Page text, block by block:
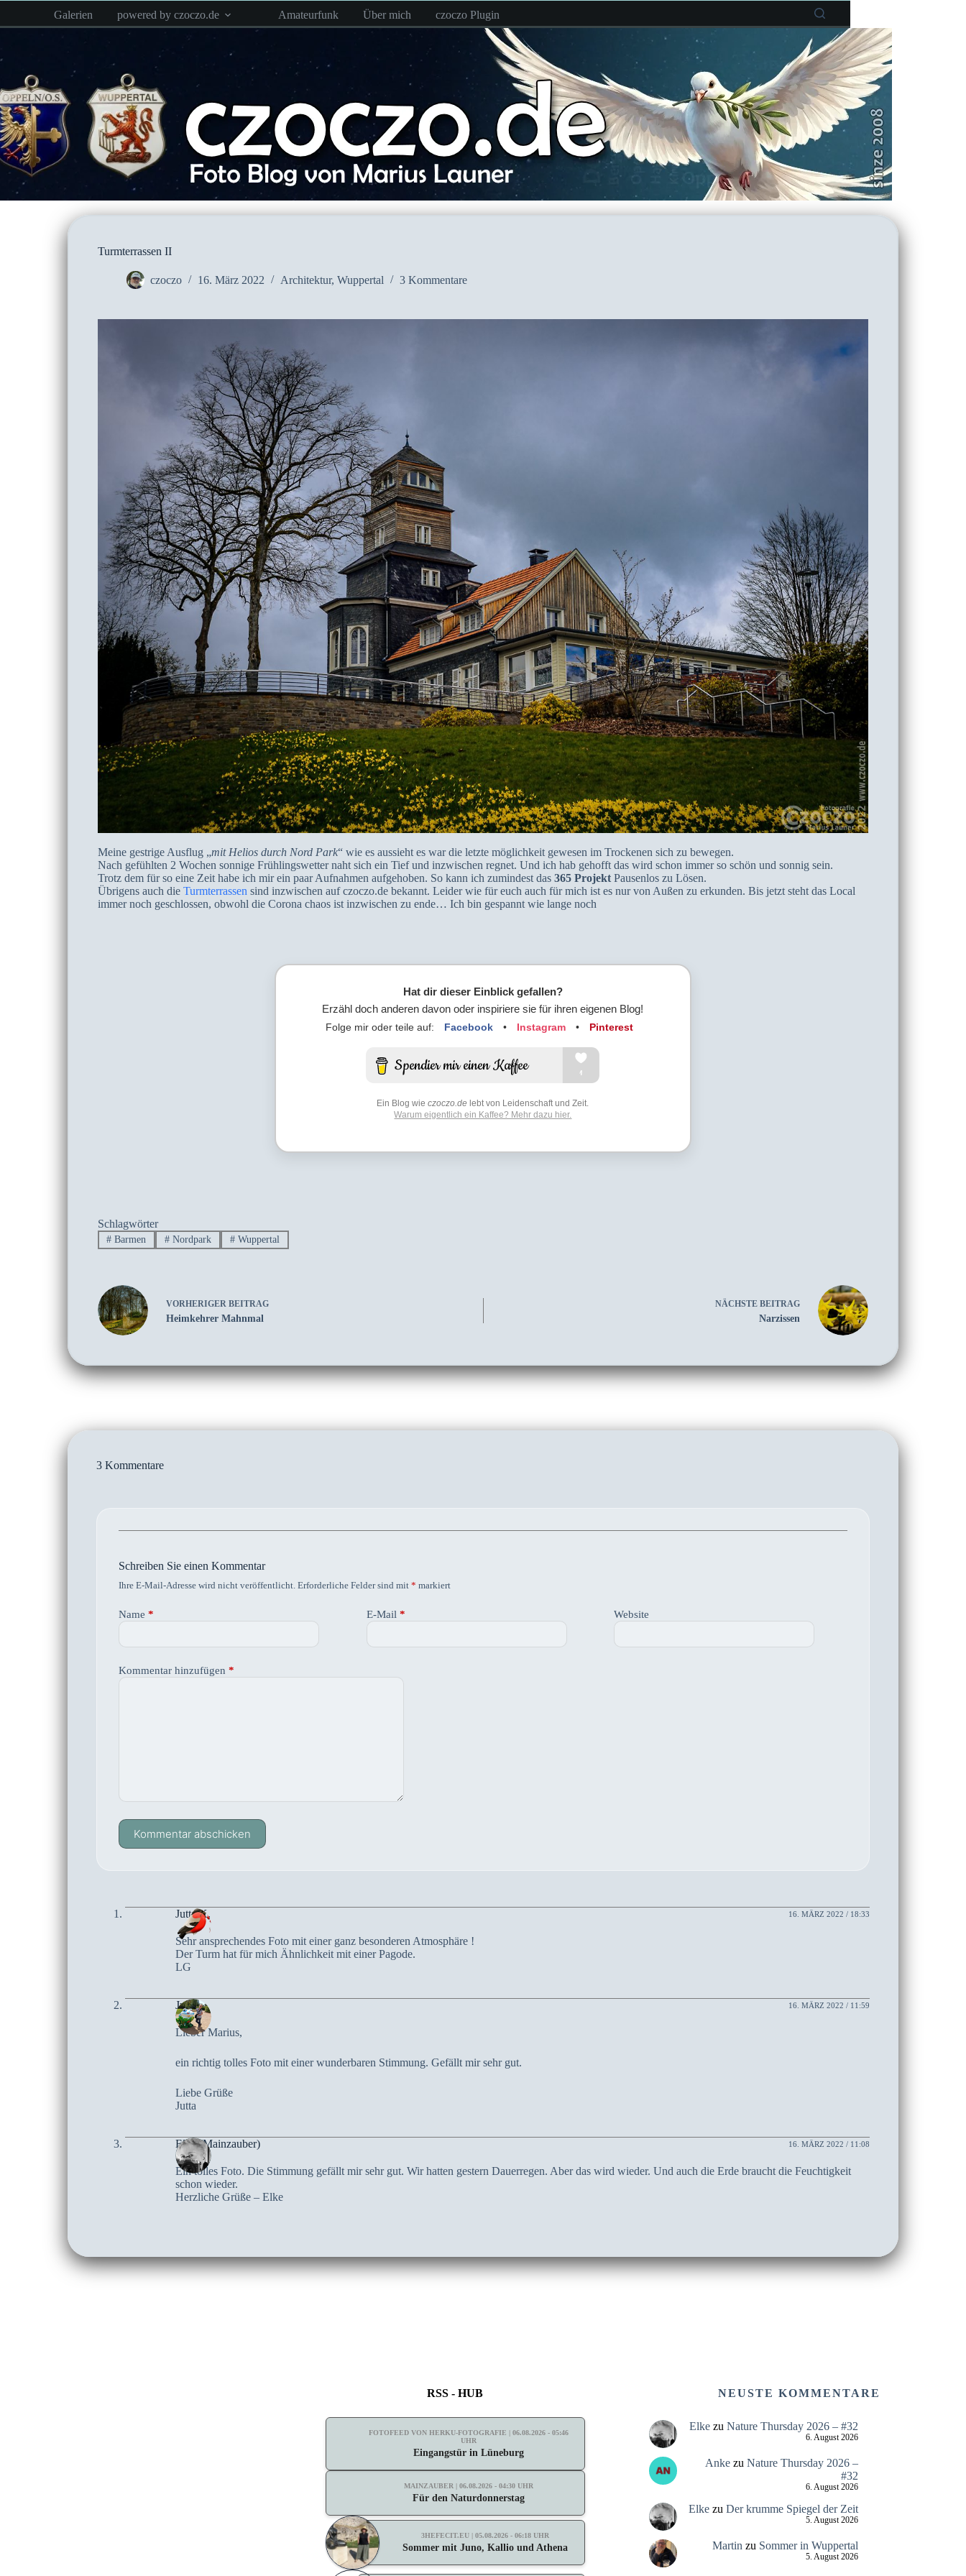
springen
Galerien powered by czoczo.de Amateurfunk Über mich czoczo Plugin
Turmterrassen II
czoczo 16. März 2022 Architektur, Wuppertal 3 Kommentare
Meine gestrige Ausflug „mit Helios durch Nord Park“ wie es aussieht es war die letzte möglichkeit gewesen im Trockenen sich zu bewegen.
Nach gefühlten 2 Wochen sonnige Frühlingswetter naht sich ein Tief und inzwischen regnet. Und ich hab gehofft das wird schon immer so schön und sonnig sein.
Trotz dem für so eine Zeit habe ich mir ein paar Aufnahmen aufgehoben. So kann ich zumindest das 365 ProjektPausenlos zu Lösen.
Übrigens auch die Turmterrassen sind inzwischen auf czoczo.de bekannt. Leider wie für euch auch für mich ist es nur von Außen zu erkunden. Bis jetzt steht das Local
immer noch geschlossen, obwohl die Corona chaos ist inzwischen zu ende… Ich bin gespannt wie lange noch
Hat dir dieser Einblick gefallen?
Erzähl doch anderen davon oder inspiriere sie für ihren eigenen Blog!
Folge mir oder teile auf: Facebook • Instagram • Pinterest
Ein Blog wieczoczo.de lebt von Leidenschaft und Zeit.
Warum eigentlich ein Kaffee? Mehr dazu hier.
Schlagwörter
# Barmen # Nordpark # Wuppertal
VORHERIGER BEITRAG
Heimkehrer Mahnmal
NÄCHSTEBEITRAG
Narzissen
3 Kommentare
Schreiben Sie einen Kommentar
Ihre E-Mail-Adresse wird nicht veröffentlicht. Erforderliche Felder sind mit * markiert
Name * E-Mail* Website
Kommentar hinzufügen *
Kommentar abschicken
Jutta K. 16. MÄRZ 2022 / 18:33
Sehr ansprechendes Foto mit einer ganz besonderen Atmosphäre !
Der Turm hat für mich Ähnlichkeit mit einer Pagode.
LG
Jutta 16. MÄRZ 2022 / 11:59
Lieber Marius,
ein richtig tolles Foto mit einer wunderbaren Stimmung. Gefällt mir sehr gut.
Liebe Grüße
Jutta
Elke (Mainzauber) 16. MÄRZ 2022 / 11:08
Ein tolles Foto. Die Stimmung gefällt mir sehr gut. Wir hatten gestern Dauerregen. Aber das wird wieder. Und auch die Erde braucht die Feuchtigkeit
schon wieder.
Herzliche Grüße – Elke
RSS - HUB
FOTOFEED VON HERKU-FOTOGRAFIE | 06.08.2026 - 05:46
UHR
Eingangstür in Lüneburg
MAINZAUBER | 06.08.2026 - 04:30 UHR
Für den Naturdonnerstag
3HEFECIT.EU | 05.08.2026 - 06:18 UHR
Sommer mit Juno, Kallio und Athena
NEUSTE KOMMENTARE
Elkezu Nature Thursday 2026 – #32
6. August 2026
Ankezu Nature Thursday 2026 –
#32
6. August 2026
Elkezu Der krumme Spiegel der Zeit
5. August 2026
Martin zu Sommer in Wuppertal
5. August 2026